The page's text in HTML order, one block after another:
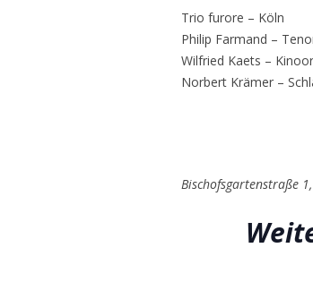
Trio furore – Köln
Philip Farmand –
Wilfried Kaets –
Norbert Krämer –
Bischofsgartenstraße 1,